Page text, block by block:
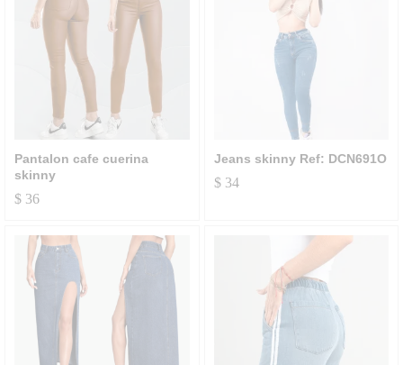
Pantalon cafe cuerina
skinny
$ 36
Jeans skinny Ref: DCN691O
$34